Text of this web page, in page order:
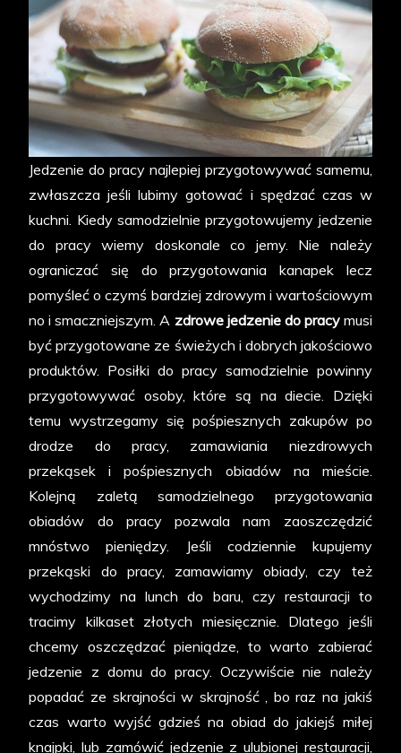
Jedzenie do pracy najlepiej przygotowywać samemu,
zwłaszcza jeśli lubimy gotować i spędzać czas w
kuchni. Kiedy samodzielnie przygotowujemy jedzenie
do pracy wiemy doskonale co jemy. Nie należy
ograniczać się do przygotowania kanapek lecz
pomyśleć o czymś bardziej zdrowym i wartościowym
no i smaczniejszym. A zdrowe jedzenie do pracymusi
być przygotowane ze świeżych i dobrych jakościowo
produktów. Posiłki do pracy samodzielnie powinny
przygotowywać osoby, które są na diecie. Dzięki
temu wystrzegamy się pośpiesznych zakupów po
drodze do pracy, zamawiania niezdrowych
przekąsek i pośpiesznych obiadów na mieście.
Kolejną zaletą samodzielnego przygotowania
obiadów do pracy pozwala nam zaoszczędzić
mnóstwo pieniędzy. Jeśli codziennie kupujemy
przekąski do pracy, zamawiamy obiady, czy też
wychodzimy na lunch do baru, czy restauracji to
tracimy kilkaset złotych miesięcznie. Dlatego jeśli
chcemy oszczędzać pieniądze, to warto zabierać
jedzenie z domu do pracy. Oczywiście nie należy
popadać ze skrajności w skrajność , bo raz na jakiś
czas warto wyjść gdzieś na obiad do jakiejś miłej
knajpki, lub zamówić jedzenie z ulubionej restauracji,